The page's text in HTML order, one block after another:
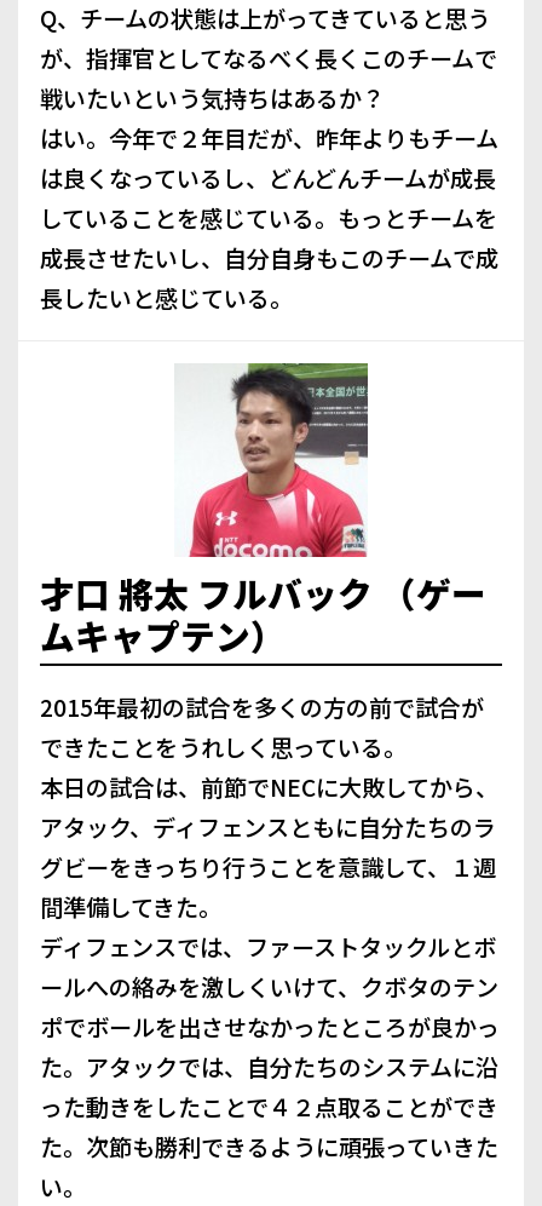
Q、チームの状態は上がってきていると思う
が、指揮官としてなるべく長くこのチームで
戦いたいという気持ちはあるか？
はい。今年で２年目だが、昨年よりもチーム
は良くなっているし、どんどんチームが成長
していることを感じている。もっとチームを
成長させたいし、自分自身もこのチームで成
長したいと感じている。
才口 將太 フルバック （ゲー
ムキャプテン）
2015年最初の試合を多くの方の前で試合が
できたことをうれしく思っている。
本日の試合は、前節でNECに大敗してから、
アタック、ディフェンスともに自分たちのラ
グビーをきっちり行うことを意識して、１週
間準備してきた。
ディフェンスでは、ファーストタックルとボ
ールへの絡みを激しくいけて、クボタのテン
ポでボールを出させなかったところが良かっ
た。アタックでは、自分たちのシステムに沿
った動きをしたことで４２点取ることができ
た。次節も勝利できるように頑張っていきた
い。